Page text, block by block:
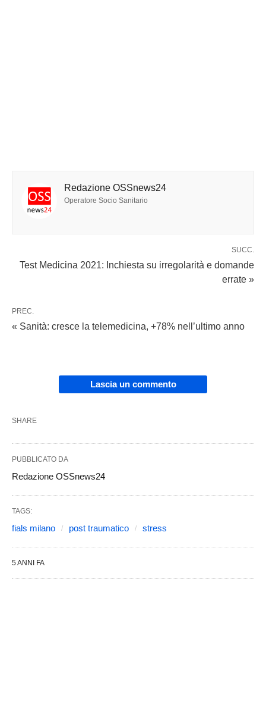
Redazione OSSnews24
Operatore Socio Sanitario
SUCC.
Test Medicina 2021: Inchiesta su irregolarità e domande
errate »
PREC.
« Sanità: cresce la telemedicina, +78% nell’ultimo anno
Lascia un commento
SHARE
PUBBLICATO DA
Redazione OSSnews24
TAGS:
fials milano post traumatico stress
5 ANNI FA